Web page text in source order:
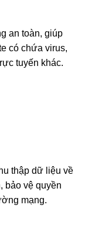
an toàn, giúp
có chứa virus,
tuyến khác.
thập dữ liệu về
bảo vệ quyền
mạng.